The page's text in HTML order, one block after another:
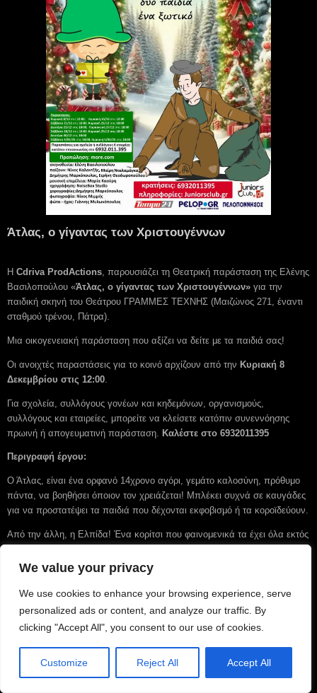
We value your privacy
We use cookies to enhance your browsing experience, serve
personalized ads or content, and analyze our traffic. By
clicking "Accept All", you consent to our use of cookies.
Customize Reject All Accept All
Άτλας, ο γίγαντας των Χριστουγέννων
Η Cdriva ProdActions, παρουσιάζει τη Θεατρική παράσταση της Ελένης
Βασιλοπούλου «Άτλας, ο γίγαντας των Χριστουγέννων» για την
παιδική σκηνή του Θεάτρου ΓΡΑΜΜΕΣ ΤΕΧΝΗΣ (Μαιζώνος 271, έναντι
σταθμού τρένου, Πάτρα).
Μια οικογενειακή παράσταση που αξίζει να δείτε με τα παιδιά σας!
Οι ανοιχτές παραστάσεις για το κοινό αρχίζουν από την Κυριακή 8
Δεκεμβρίου στις 12:00
Για σχολεία, συλλόγους γονέων και κηδεμόνων, οργανισμούς,
συλλόγους και εταιρείες, μπορείτε να κλείσετε κατόπιν συνεννόησης
πρωινή ή απογευματινή παράσταση. Καλέστε στο 6932011395
Περιγραφή έργου:
Ο Άτλας, είναι ένα ορφανό 14χρονο αγόρι, γεμάτο καλοσύνη, πρόθυμο
πάντα, να βοηθήσει όποιον τον χρειάζεται! Μπλέκει συχνά σε καυγάδες
για να προστατέψει τα παιδιά που δέχονται εκφοβισμό ή τα κοροϊδεύουν.
Από την άλλη, η Ελπίδα! Ένα κορίτσι που φαινομενικά τα έχει όλα εκτός
εργάζονται. Η Ελπίδα έχει μόνο μια ευχή, φέτος τα Χριστούγεννα, να
Ο Κλεόβουλος είναι ένα επινοητικότατο ξωτικό, όπου καλείται να
καταγράψει τις συμπεριφορές των παιδιών και να τα συμπεριλάβει στη
λίστα για τα δώρα του Άγιου Βασίλη.
Η μοίρα θα ενώσει αυτά τα δύο παιδία. Όσο διαφορετικοί κι αν είναι οι
κόσμοι τους τα κοινά πάντα υπάρχουν και η φιλία μεταξύ τους δεν αργεί
να ανθίσει. Το ξωτικό θα παίξει καθοριστικό ρόλο στη ζωή τους, με